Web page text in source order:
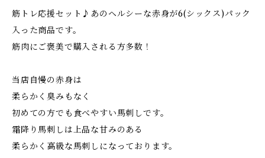
筋トレ応援セット♪あのヘルシーな赤身が6(シックス)パック
入った商品です。
筋肉にご褒美で購入される方多数！
当店自慢の赤身は
柔らかく臭みもなく
初めての方でも食べやすい馬刺しです。
霜降り馬刺しは上品な甘みのある
柔らかく高級な馬刺しになっております。